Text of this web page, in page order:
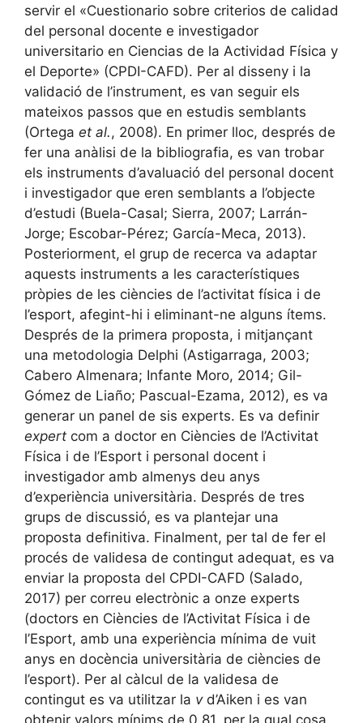
servir el «Cuestionario sobre criterios de calidad
del personal docente e investigador
universitario en Ciencias de la Actividad Física y
el Deporte» (CPDI-CAFD). Per al disseny i la
validació de l’instrument, es van seguir els
mateixos passos que en estudis semblants
(Ortega et al., 2008). En primer lloc, després de
fer una anàlisi de la bibliografia, es van trobar
els instruments d’avaluació del personal docent
i investigador que eren semblants a l’objecte
d’estudi (Buela-Casal; Sierra, 2007; Larrán-
Jorge; Escobar-Pérez; García-Meca, 2013).
Posteriorment, el grup de recerca va adaptar
aquests instruments a les característiques
pròpies de les ciències de l’activitat física i de
l’esport, afegint-hi i eliminant-ne alguns ítems.
Després de la primera proposta, i mitjançant
una metodologia Delphi (Astigarraga, 2003;
Cabero Almenara; Infante Moro, 2014; Gil-
Gómez de Liaño; Pascual-Ezama, 2012), es va
generar un panel de sis experts. Es va definir
expert com a doctor en Ciències de l’Activitat
Física i de l’Esport i personal docent i
investigador amb almenys deu anys
d’experiència universitària. Després de tres
grups de discussió, es va plantejar una
proposta definitiva. Finalment, per tal de fer el
procés de validesa de contingut adequat, es va
enviar la proposta del CPDI-CAFD (Salado,
2017) per correu electrònic a onze experts
(doctors en Ciències de l’Activitat Física i de
l’Esport, amb una experiència mínima de vuit
anys en docència universitària de ciències de
l’esport). Per al càlcul de la validesa de
contingut es va utilitzar la vd’Aiken i es van